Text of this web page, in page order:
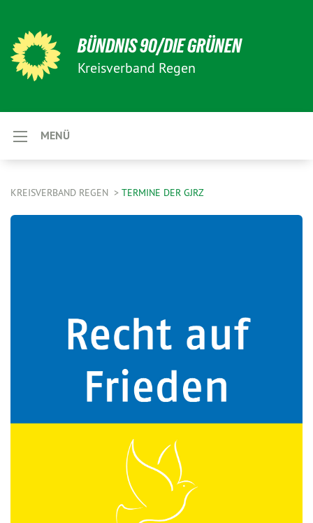
BÜNDNIS 90/DIE GRÜNEN
Kreisverband Regen
MENÜ
KREISVERBAND REGEN TERMINE DER GJRZ